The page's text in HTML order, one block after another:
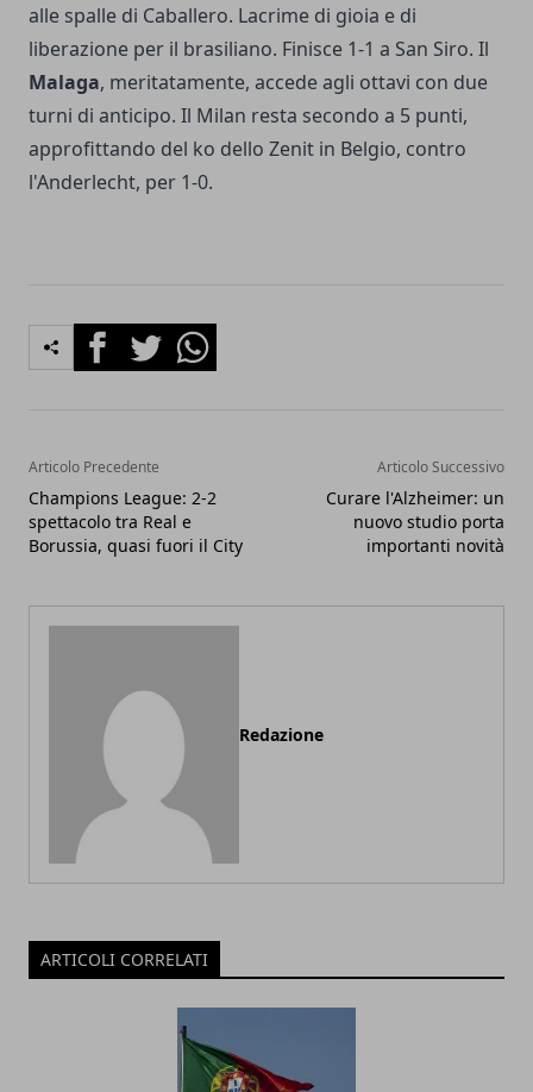
alle spalle di Caballero. Lacrime di gioia e di
liberazione per il brasiliano. Finisce 1-1 a San Siro. Il
Malaga, meritatamente, accede agli ottavi con due
turni di anticipo. Il Milan resta secondo a 5 punti,
approfittando del ko dello Zenit in Belgio, contro
l'Anderlecht, per 1-0.
FacebookTwitterWhatsapp
Articolo Precedente
Champions League: 2-2
spettacolo tra Real e
Borussia, quasi fuori il City
Articolo Successivo
Curare l'Alzheimer: un
nuovo studio porta
importanti novità
Redazione
ARTICOLI CORRELATI